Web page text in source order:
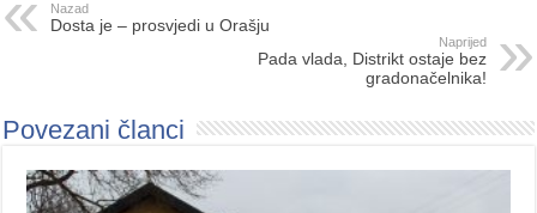
Nazad
Dosta je – prosvjedi u Orašju
Naprijed
Pada vlada, Distrikt ostaje bez
gradonačelnika!
Povezani članci